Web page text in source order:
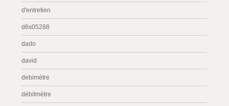
d'entretien
d6s05288
dado
david
debimétre
débitmètre